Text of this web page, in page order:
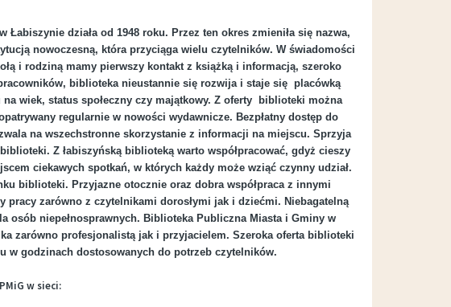
Plan zajęć sportowych ŁDK- październik 2025/marzec 2026 (STADION) Wypożyczalnia sprzętu OTWARTA!
działa od 1948 roku. Przez ten okres zmieniła się nazwa,
nowoczesną, która przyciąga wielu czytelników. W świadomości
i rodziną mamy pierwszy kontakt z książką i informacją, szeroko
biblioteka nieustannie się rozwija i staje się placówką
wiek, status społeczny czy majątkowy. Z oferty biblioteki można
regularnie w nowości wydawnicze. Bezpłatny dostęp do
na wszechstronne skorzystanie z informacji na miejscu. Sprzyja
Z łabiszyńską biblioteką warto współpracować, gdyż cieszy
ciekawych spotkań, w których każdy może wziąć czynny udział.
biblioteki. Przyjazne otocznie oraz dobra współpraca z innymi
zarówno z czytelnikami dorosłymi jak i dziećmi. Niebagatelną
osób niepełnosprawnych. Biblioteka Publiczna Miasta i Gminy w
zarówno profesjonalistą jak i przyjacielem. Szeroka oferta biblioteki
w godzinach dostosowanych do potrzeb czytelników.
w sieci: